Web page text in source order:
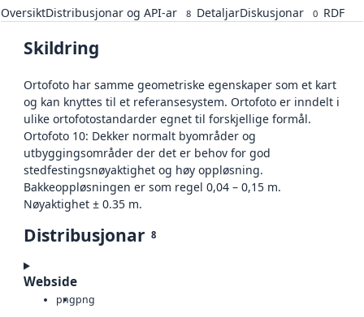
OversiktDistribusjonar og API-ar 8 DetaljarDiskusjonar 0 RDF
Skildring
Ortofoto har samme geometriske egenskaper som et kart
og kan knyttes til et referansesystem. Ortofoto er inndelt i
ulike ortofotostandarder egnet til forskjellige formål.
Ortofoto 10: Dekker normalt byområder og
utbyggingsområder der det er behov for god
stedfestingsnøyaktighet og høy oppløsning.
Bakkeoppløsningen er som regel 0,04 – 0,15 m.
Nøyaktighet ± 0.35 m.
Distribusjonar 8
Webside
pngpng